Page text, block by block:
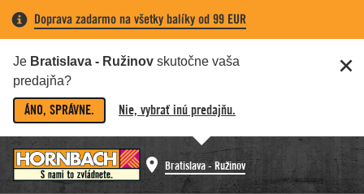
Doprava zadarmo na všetky balíky od 99 EUR
Je Bratislava - Ružinov skutočne vaša
predajňa?
ÁNO, SPRÁVNE. Nie, vybrať inú predajňu.
Bratislava - Ružinov